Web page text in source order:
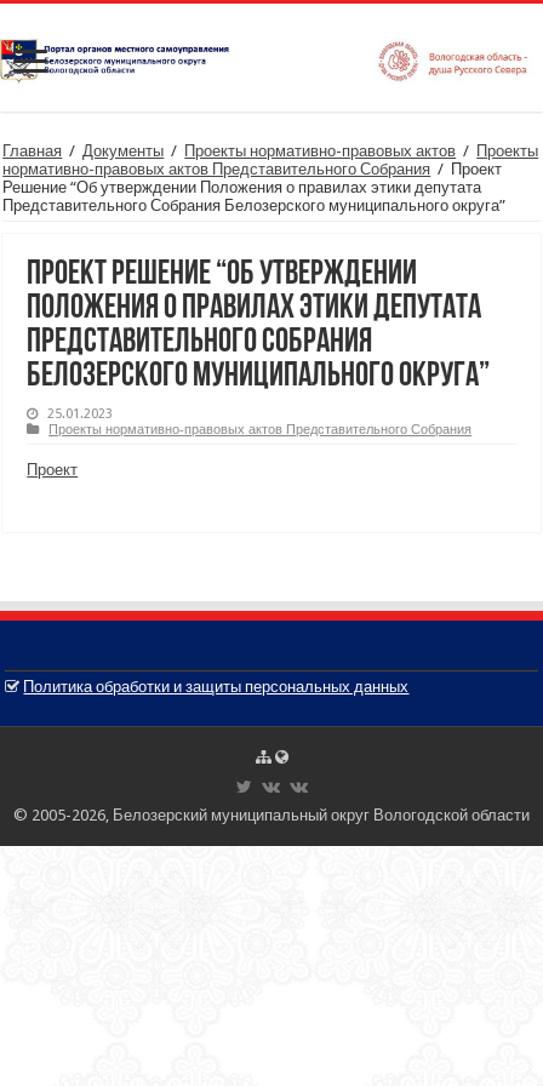
Главная / Документы / Проекты нормативно-правовых актов / Проекты
нормативно-правовых актов Представительного Собрания / Проект
Решение “Об утверждении Положения о правилах этики депутата
Представительного Собрания Белозерского муниципального округа”
Проект Решение “Об утверждении
Положения о правилах этики депутата
Представительного Собрания
Белозерского муниципального округа”
25.01.2023
Проекты нормативно-правовых актов Представительного Собрания
Проект
Политика обработки и защиты персональных данных
© 2005-2026, Белозерский муниципальный округ Вологодской области